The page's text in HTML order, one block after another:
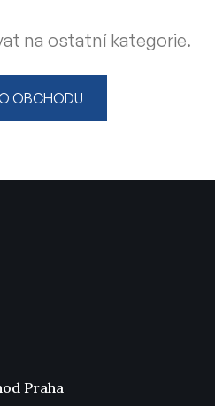
na ostatní kategorie.
OBCHODU
Praha